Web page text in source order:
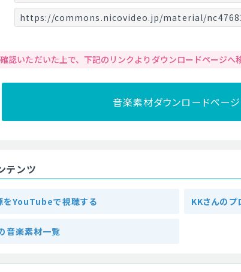
https://commons.nicovideo.jp/material/
認いただいた上で、下記のリンクよりダウンロードページへ
音楽素材ダウンロードペー
テンツ
をYouTubeで視聴する KKさんのプ
音楽素材一覧